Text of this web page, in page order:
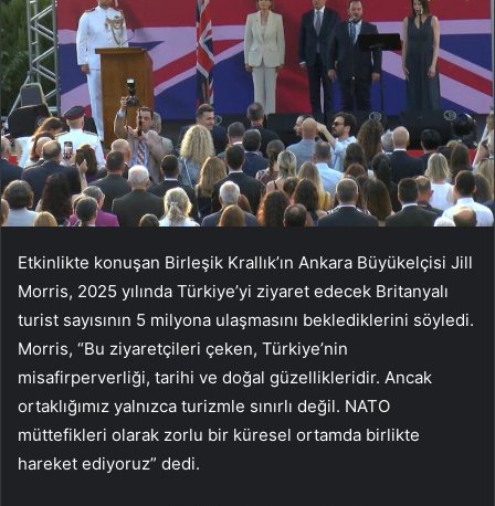
Etkinlikte konuşan Birleşik Krallık’ın Ankara Büyükelçisi Jill
Morris, 2025 yılında Türkiye’yi ziyaret edecek Britanyalı
turist sayısının 5 milyona ulaşmasını beklediklerini söyledi.
Morris, “Bu ziyaretçileri çeken, Türkiye’nin
misafirperverliği, tarihi ve doğal güzellikleridir. Ancak
ortaklığımız yalnızca turizmle sınırlı değil. NATO
müttefikleri olarak zorlu bir küresel ortamda birlikte
hareket ediyoruz” dedi.